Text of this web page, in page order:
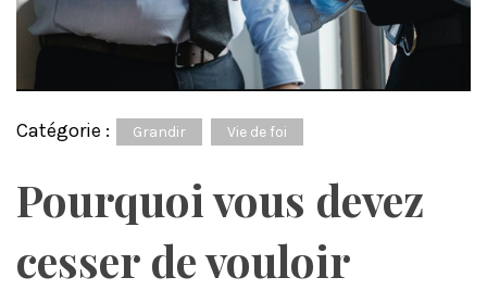
Catégorie : Grandir Vie de foi
Pourquoi vous devez
cesser de vouloir